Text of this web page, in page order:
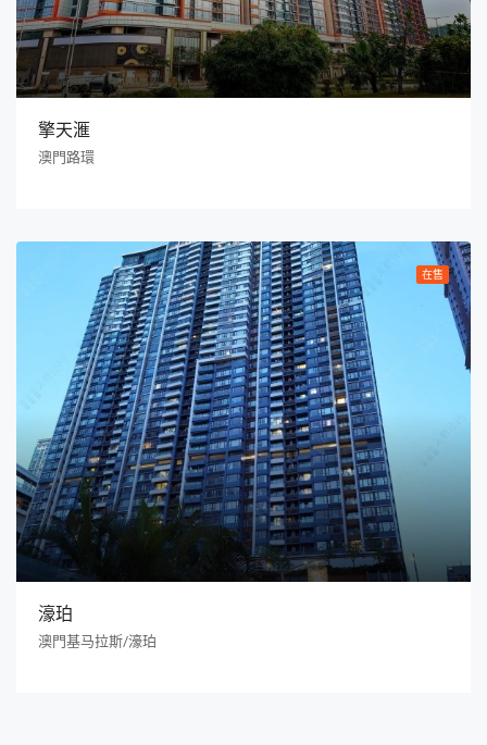
擎天滙
澳門路環
在售
濠珀
澳門基马拉斯/濠珀